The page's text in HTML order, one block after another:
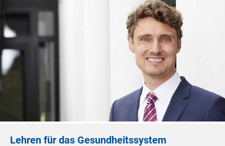
Lehren für das Gesundheitssystem